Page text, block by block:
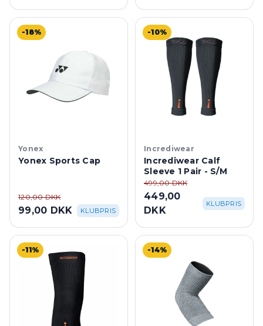
-18%
Yonex
Yonex Sports Cap
120,00 DKK
99,00 DKK KLUBPRIS
-10%
Incrediwear
Incrediwear Calf
Sleeve 1 Pair - S/M
499,00 DKK
449,00
DKK
KLUBPRIS
-11% -14%